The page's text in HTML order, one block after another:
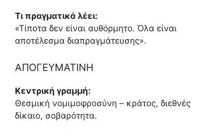
Τι πραγματικά λέει:
«Τίποτα δεν είναι αυθόρμητο. Όλα είναι
αποτέλεσμα διαπραγμάτευσης».
ΑΠΟΓΕΥΜΑΤΙΝΗ
Κεντρική γραμμή:
Θεσμική νομιμοφροσύνη – κράτος, διεθνές
δίκαιο, σοβαρότητα.